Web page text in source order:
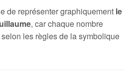
de représenter graphiquement le
, car chaque nombre
les règles de la symbolique